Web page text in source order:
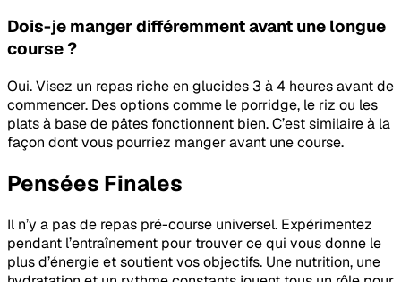
Dois-je manger différemment avant une longue
course ?
Oui. Visez un repas riche en glucides 3 à 4 heures avant de
commencer. Des options comme le porridge, le riz ou les
plats à base de pâtes fonctionnent bien. C’est similaire à la
façon dont vous pourriez manger avant une course.
Pensées Finales
Il n’y a pas de repas pré-course universel. Expérimentez
pendant l’entraînement pour trouver ce qui vous donne le
plus d’énergie et soutient vos objectifs. Une nutrition, une